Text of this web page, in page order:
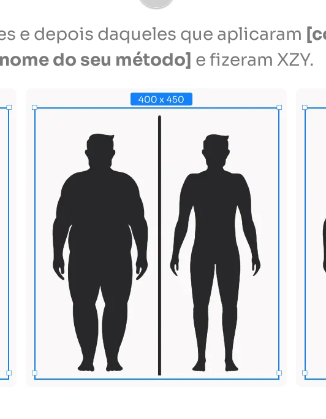
e depois daqueles que aplicaram
nome do seu método] e fizeram XZY.